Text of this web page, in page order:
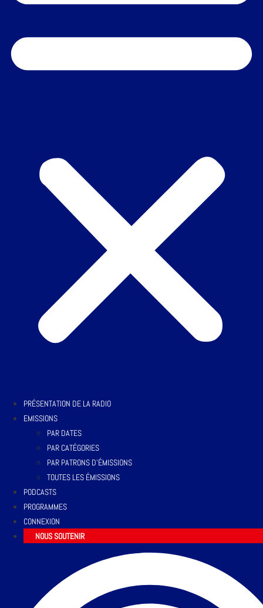
PRÉSENTATION DE LA RADIO
EMISSIONS
PAR DATES
PAR CATÉGORIES
PAR PATRONS D’ÉMISSIONS
TOUTES LES ÉMISSIONS
PODCASTS
PROGRAMMES
CONNEXION
NOUS SOUTENIR